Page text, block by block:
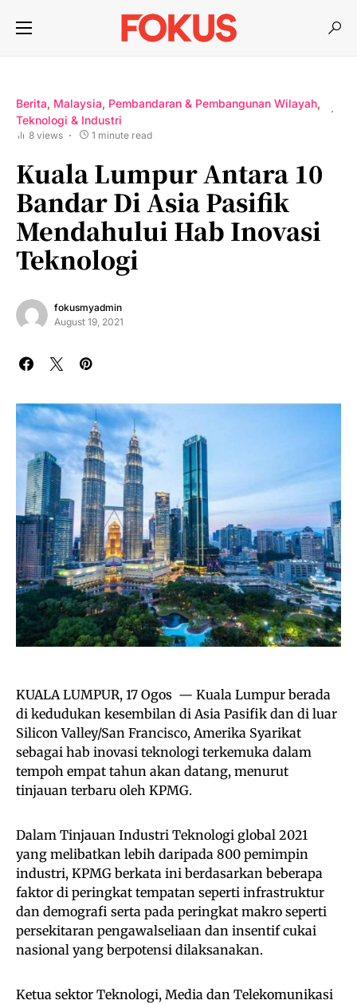
Berita Malaysia Pembandaran & Pembangunan Wilayah
Teknologi & Industri
8 views 1 minute read
Kuala Lumpur Antara 10
Bandar Di Asia Pasifik
Mendahului Hab Inovasi
Teknologi
fokusmyadmin
August 19, 2021
KUALA LUMPUR, 17 Ogos — Kuala Lumpur berada
di kedudukan kesembilan di Asia Pasifik dan di luar
Silicon Valley/San Francisco, Amerika Syarikat
sebagai hab inovasi teknologi terkemuka dalam
tempoh empat tahun akan datang, menurut
tinjauan terbaru oleh KPMG.
Dalam Tinjauan Industri Teknologi global 2021
yang melibatkan lebih daripada 800 pemimpin
industri, KPMG berkata ini berdasarkan beberapa
faktor di peringkat tempatan seperti infrastruktur
dan demografi serta pada peringkat makro seperti
persekitaran pengawalseliaan dan insentif cukai
nasional yang berpotensi dilaksanakan.
Ketua sektor Teknologi, Media dan Telekomunikasi